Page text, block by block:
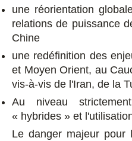
une réorientation
relations de puissance
Chine
une redéfinition des
et Moyen Orient, au
vis-à-vis de l'Iran, de la
Au niveau
« hybrides » et
Le danger majeur pour